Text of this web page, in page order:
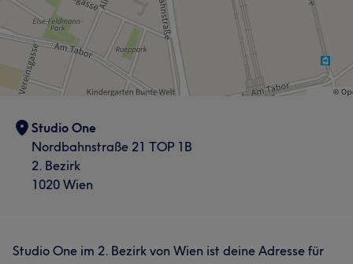
Studio One
Nordbahnstraße 21 TOP 1B
2. Bezirk
1020 Wien
Studio One im 2. Bezirk von Wien ist deine Adresse für